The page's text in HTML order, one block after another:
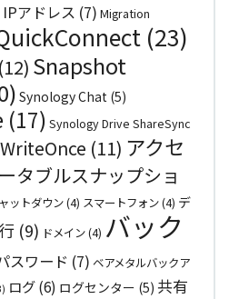
IPアドレス (7) Migration
(23)
(12) Snapshot
Synology Chat (5)
(17) Synology Drive ShareSync
WriteOnce (11) アクセ
タブルスナップショ
ットダウン(4) スマートフォン(4) デ
(9) ドメイン(4) バック
スワード (7) ベアメタルバックア
ログ(6) ログセンター (5) 共有